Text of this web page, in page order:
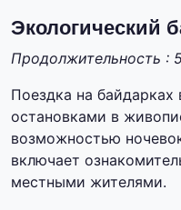
Экологический
Продолжительность :
Поездка на
остановками в
возможностью
включает
местными жителями.